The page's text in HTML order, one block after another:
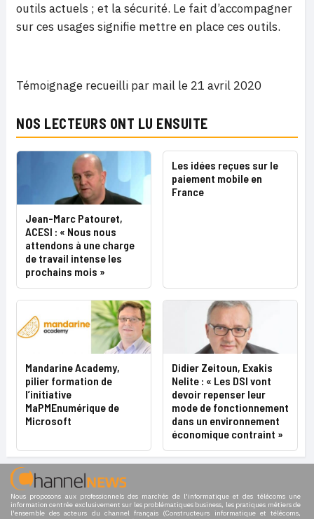
outils actuels ; et la sécurité. Le fait d’accompagner
sur ces usages signifie mettre en place ces outils.
Témoignage recueilli par mail le 21 avril 2020
NOS LECTEURS ONT LU ENSUITE
Jean-Marc Patouret,
ACESI : « Nous nous
attendons à une charge
de travail intense les
prochains mois »
Les idées reçues sur le
paiement mobile en
France
Mandarine Academy,
pilier formation de
l’initiative
MaPMEnumérique de
Microsoft
Didier Zeitoun, Exakis
Nelite : « Les DSI vont
devoir repenser leur
mode de fonctionnement
dans un environnement
économique contraint »
Nous proposons aux professionnels des marchés de l'informatique et des télécoms une
information centrée exclusivement sur les problématiques business, les pratiques métiers de
l'ensemble des acteurs du channel français (Constructeurs informatique et télécoms,